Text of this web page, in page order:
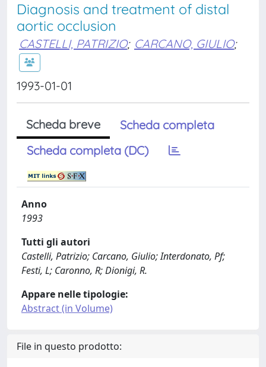
Diagnosis and treatment of distal
aortic occlusion
CASTELLI, PATRIZIO; CARCANO, GIULIO;
1993-01-01
Scheda breve
Scheda completa
Scheda completa (DC)
Anno
1993
Tutti gli autori
Castelli, Patrizio; Carcano, Giulio; Interdonato, Pf;
Festi, L; Caronno, R; Dionigi, R.
Appare nelle tipologie:
Abstract (in Volume)
File in questo prodotto: